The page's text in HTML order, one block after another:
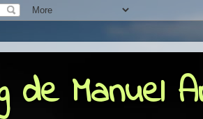
de Manuel